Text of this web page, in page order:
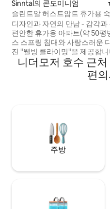
Sinntal의 콘도미니엄
슬린트알 허스트암트 휴가용
러운 매력
디자인과 자연의 만남 - 감각과
편안한 휴가용 아파트(약 50평
스 스프링 침대와 사랑스러운
진 "웰빙 클라이밍"을 제공합
도 덩굴 + 일광욕 잔디밭이 있
못 정원에 위치한 전용 지상 입
장, 하이킹, 파리 낚시, 현지 사
쉽게 접근 가능. 연못 근처에서
위험이 있습니다! 반려동물 1마
니더모저 호수 근
편
주방